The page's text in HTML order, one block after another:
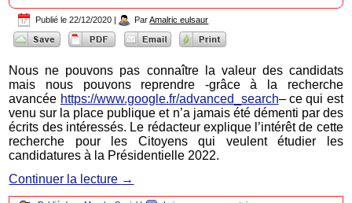
Publié le 22/12/2020 | Par Amalric eulsaur
Nous ne pouvons pas connaître la valeur des candidats
mais nous pouvons reprendre -grâce à la recherche
avancée https://www.google.fr/advanced_search– ce qui est
venu sur la place publique et n’a jamais été démenti par des
écrits des intéressés. Le rédacteur explique l’intérêt de cette
recherche pour les Citoyens qui veulent étudier les
candidatures à la Présidentielle 2022.
Continuer la lecture →